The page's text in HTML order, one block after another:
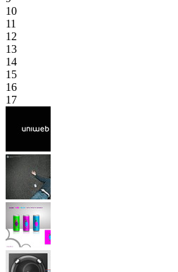
10
11
12
13
14
15
16
17